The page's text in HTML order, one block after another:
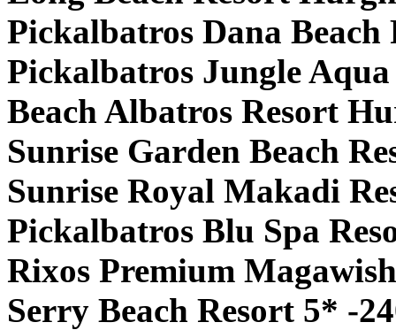
Pickalbatros Dana Beach
Pickalbatros Jungle
Beach Albatros Resort
Sunrise Garden Beach
Sunrise Royal Makadi
Pickalbatros Blu Spa
Rixos Premium
Serry Beach Resort 5* -